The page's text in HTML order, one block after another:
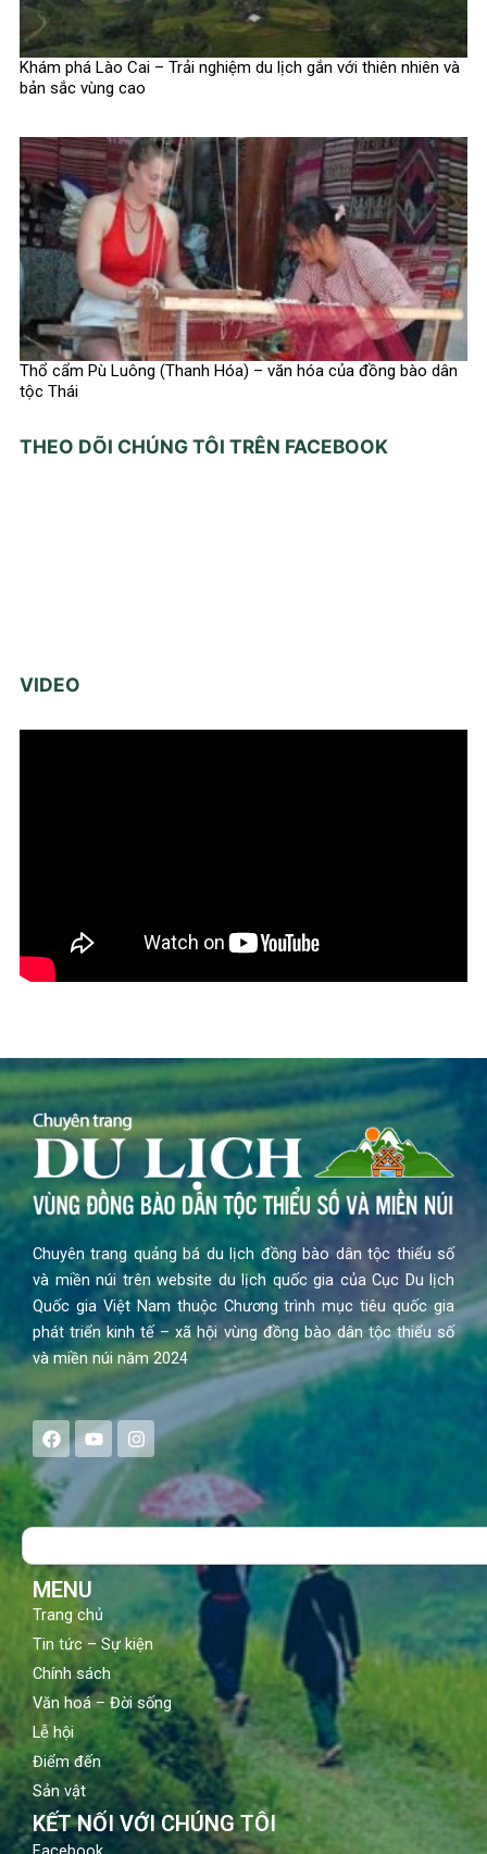
Khám phá Lào Cai – Trải nghiệm du lịch gắn với thiên nhiên và
bản sắc vùng cao
Thổ cẩm Pù Luông (Thanh Hóa) – văn hóa của đồng bào dân
tộc Thái
THEO DÕI CHÚNG TÔI TRÊN FACEBOOK
VIDEO
Chuyên trang quảng bá du lịch đồng bào dân tộc thiểu số
và miền núi trên website du lịch quốc gia của Cục Du lịch
Quốc gia Việt Nam thuộc Chương trình mục tiêu quốc gia
phát triển kinh tế – xã hội vùng đồng bào dân tộc thiểu số
và miền núi năm 2024
F
a
e
b
o
Y
o
t
b
I
n
s
a
g
Search
MENU
Trang chủ
Tin tức – Sự kiện
Chính sách
Văn hoá – Đời sống
Lễ hội
Điểm đến
Sản vật
KẾT NỐI VỚI CHÚNG TÔI